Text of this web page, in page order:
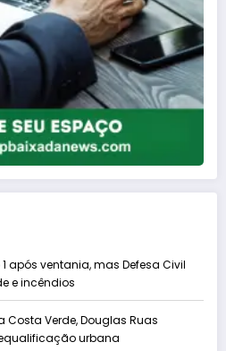
após ventania, mas Defesa Civil
e incêndios
Costa Verde, Douglas Ruas
urbana